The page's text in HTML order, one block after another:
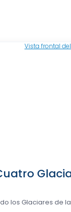
los Glaciares de